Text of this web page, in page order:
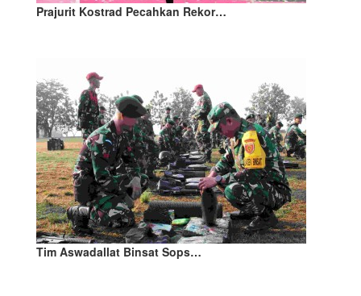
Prajurit Kostrad Pecahkan Rekor…
Tim Aswadallat Binsat Sops…